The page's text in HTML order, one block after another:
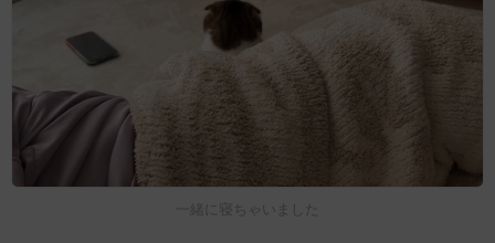
一緒に寝ちゃいました